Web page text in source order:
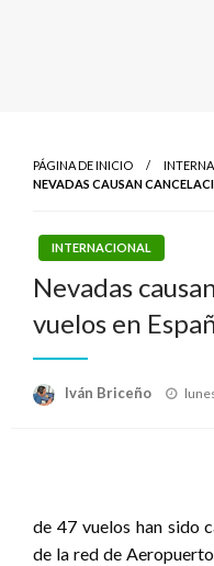
PÁGINA DE INICIO
NEVADAS CAUSAN
INTERNACIONAL
Nevadas
vuelos en
Iván Briceño
de 47 vuelos han sido
de la red de